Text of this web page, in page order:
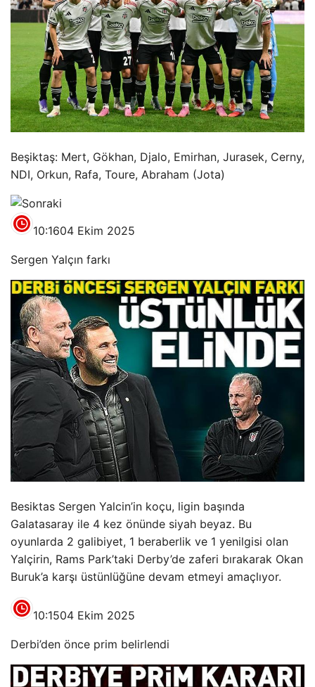
Beşiktaş: Mert, Gökhan, Djalo, Emirhan, Jurasek, Cerny,
NDI, Orkun, Rafa, Toure, Abraham (Jota)
10:1604 Ekim 2025
Sergen Yalçın farkı
Besiktas Sergen Yalcin’in koçu, ligin başında
Galatasaray ile 4 kez önünde siyah beyaz. Bu
oyunlarda 2 galibiyet, 1 beraberlik ve 1 yenilgisi olan
Yalçirin, Rams Park’taki Derby’de zaferi bırakarak Okan
Buruk’a karşı üstünlüğüne devam etmeyi amaçlıyor.
10:1504 Ekim 2025
Derbi’den önce prim belirlendi